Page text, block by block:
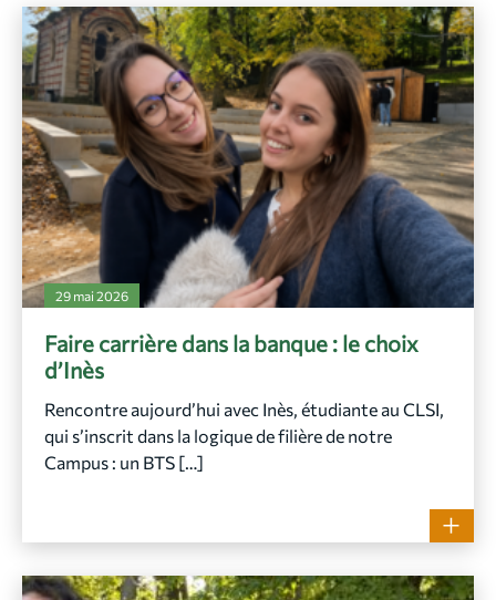
29 mai 2026
Faire carrière dans la banque : le choix
d’Inès
Rencontre aujourd’hui avec Inès, étudiante au CLSI,
qui s’inscrit dans la logique de filière de notre
Campus : un BTS […]